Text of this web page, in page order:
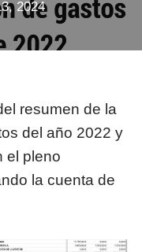
2024
resumen de la
del año 2022 y
el pleno
la cuenta de